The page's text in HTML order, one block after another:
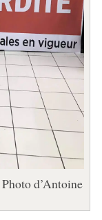
d’Antoine